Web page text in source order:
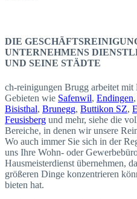
DIE
UNTERNEHMENS
UND SEINE STÄDTE
ch-reinigungen Brugg arbeitet
Gebieten wie Safenwil, Endingen,
Bisisthal, Brunegg, Buttikon SZ,
Feusisberg und mehr, siehe die
Bereiche, in denen wir unsere
Wo auch immer Sie sich in der
uns Ihre Wohn- oder
Hausmeisterdienst übernehmen,
größeren Dinge konzentrieren
bieten hat.